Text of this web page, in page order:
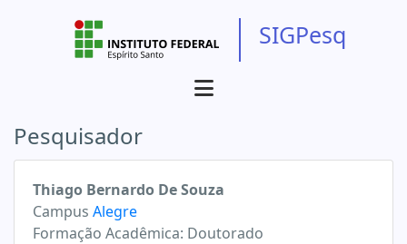
SIGPesq
Pesquisador
Thiago Bernardo De Souza
Campus Alegre
Formação Acadêmica: Doutorado